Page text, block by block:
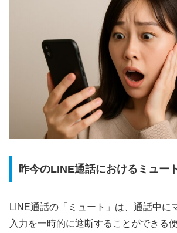
昨今のLINE通話におけるミュー
LINE通話の「ミュート」は、通話中に
入力を一時的に遮断することができる